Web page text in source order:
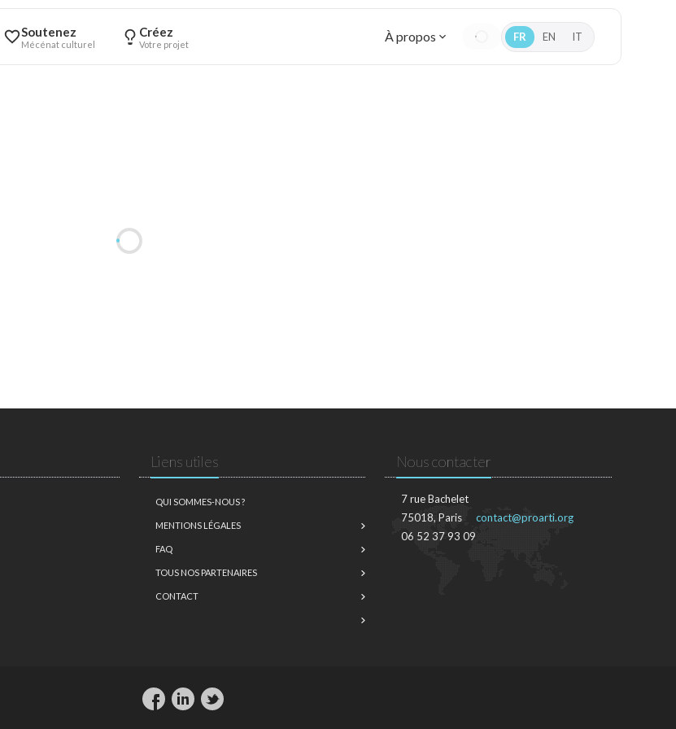
Soutenez
Mécénat culturel
Créez
Votre projet À propos FR EN IT
Liens utiles
QUI SOMMES-NOUS ?
MENTIONS LÉGALES
FAQ
TOUS NOS PARTENAIRES
CONTACT
Nous contacter
7 rue Bachelet
75018, Paris
06 52 37 93 09
contact@proarti.org